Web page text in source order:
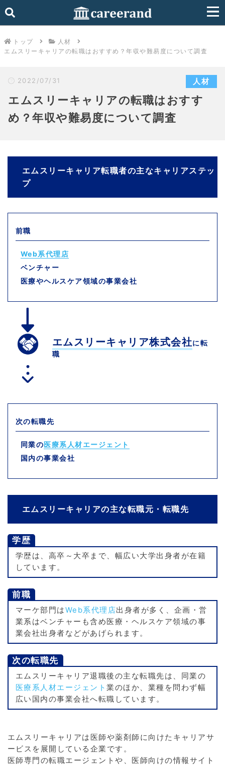
トップ
人材
エムスリーキャリアの転職はおすすめ？年収や難易度について調査
2022/07/31 人材
エムスリーキャリアの転職はおすす
め？年収や難易度について調査
エムスリーキャリア転職者の主なキャリアステッ
プ
前職
Web系代理店
ベンチャー
医療やヘルスケア領域の事業会社
エムスリーキャリア株式会社に転
職
次の転職先
同業の医療系人材エージェント
国内の事業会社
エムスリーキャリアの主な転職元・転職先
学歴
学歴は、高卒～大卒まで、幅広い大学出身者が在籍
しています。
前職
マーケ部門はWeb系代理店出身者が多く、企画・営
業系はベンチャーも含め医療・ヘルスケア領域の事
業会社出身者などがあげられます。
次の転職先
エムスリーキャリア退職後の主な転職先は、同業の
医療系人材エージェント業のほか、業種を問わず幅
広い国内の事業会社へ転職しています。
エムスリーキャリアは医師や薬剤師に向けたキャリアサ
ービスを展開している企業です。
医師専門の転職エージェントや、医師向けの情報サイト